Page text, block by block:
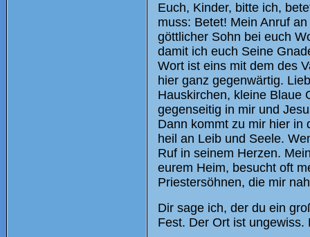
Euch, Kinder, bitte ich,
muss: Betet! Mein Anruf
göttlicher Sohn bei euch
damit ich euch Seine
Wort ist eins mit dem des
hier ganz gegenwärtig.
Hauskirchen, kleine Blaue
gegenseitig in mir und
Dann kommt zu mir hier in
heil an Leib und Seele.
Ruf in seinem Herzen.
eurem Heim, besucht oft
Priestersöhnen, die mir
Dir sage ich, der du ein
Fest. Der Ort ist ungewiss.